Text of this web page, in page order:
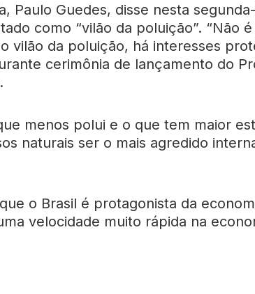
Paulo Guedes, disse nesta
como “vilão da poluição”. “Não
vilão da poluição, há interesses
cerimônia de lançamento do
menos polui e o que tem maior
naturais ser o mais agredido
o Brasil é protagonista da
velocidade muito rápida na